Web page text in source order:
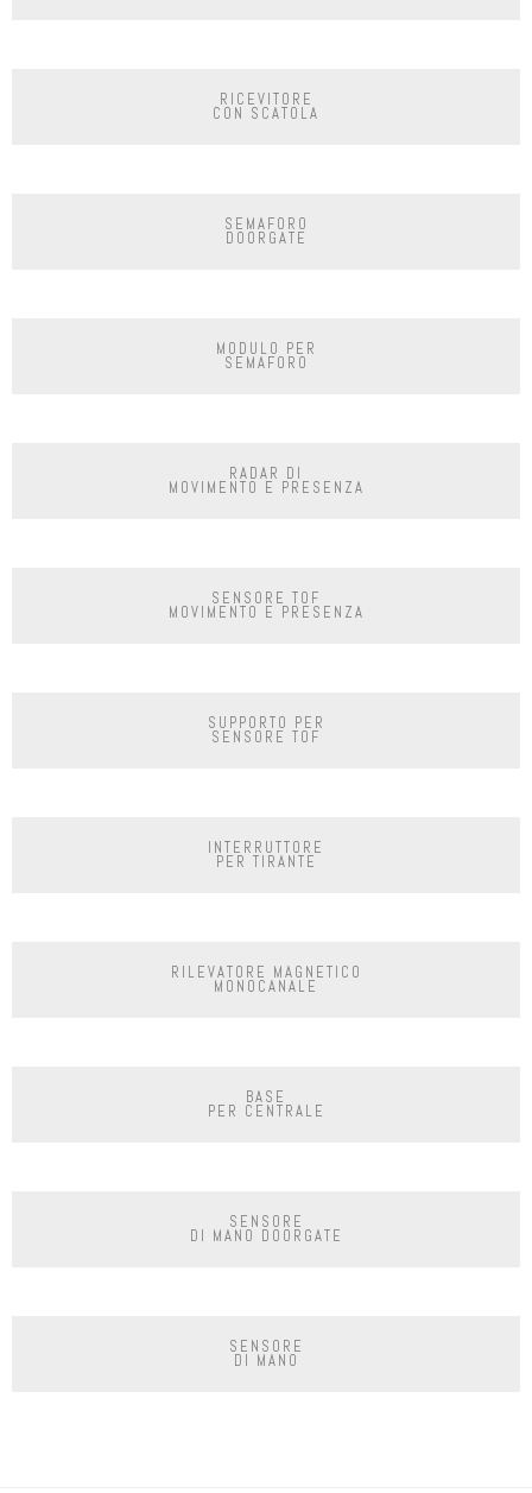
RICEVITORE
CON SCATOLA
SEMAFORO
DOORGATE
MODULO PER
SEMAFORO
RADAR DI
MOVIMENTO E PRESENZA
SENSORE TOF
MOVIMENTO E PRESENZA
SUPPORTO PER
SENSORE TOF
INTERRUTTORE
PER TIRANTE
RILEVATORE MAGNETICO
MONOCANALE
BASE
PER CENTRALE
SENSORE
DI MANO DOORGATE
SENSORE
DI MANO